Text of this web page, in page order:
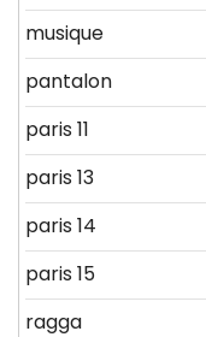
musique
pantalon
paris 11
paris 13
paris 14
paris 15
ragga